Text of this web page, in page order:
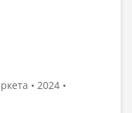
• 2024 •